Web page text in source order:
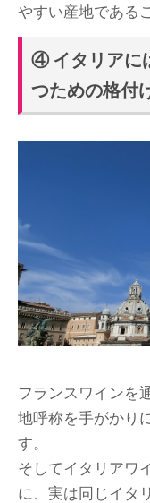
やすい産地である
④ イタリアに
つための格付
フランスワインを
地呼称を手がかり
す。
そしてイタリアワ
に、実は同じイタ